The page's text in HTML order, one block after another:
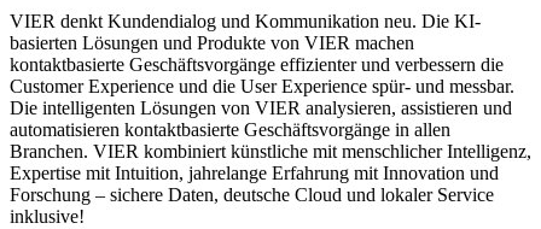
VIER denkt Kundendialog und Kommunikation neu. Die KI-
basierten Lösungen und Produkte von VIER machen
kontaktbasierte Geschäftsvorgänge effizienter und verbessern die
Customer Experience und die User Experience spür- und messbar.
Die intelligenten Lösungen von VIER analysieren, assistieren und
automatisieren kontaktbasierte Geschäftsvorgänge in allen
Branchen. VIER kombiniert künstliche mit menschlicher Intelligenz,
Expertise mit Intuition, jahrelange Erfahrung mit Innovation und
Forschung – sichere Daten, deutsche Cloud und lokaler Service
inklusive!